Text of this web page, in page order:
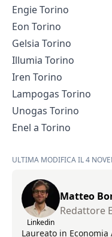
Engie Torino
Eon Torino
Gelsia Torino
Illumia Torino
Iren Torino
Lampogas Torino
Unogas Torino
Enel a Torino
ULTIMA MODIFICA IL 4
Linkedin
Matteo
Redattore
Laureato in